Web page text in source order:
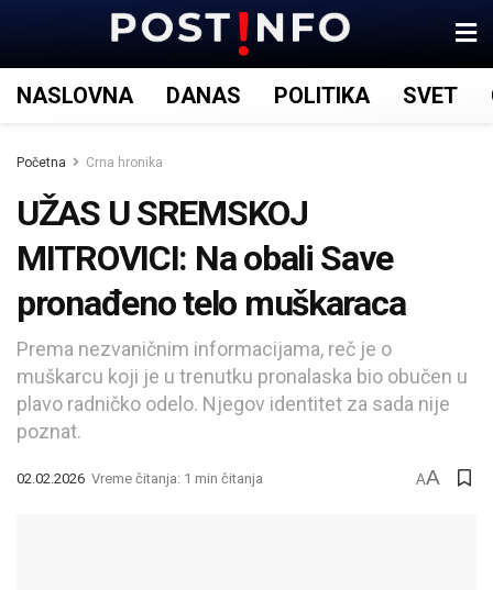
NASLOVNA DANAS POLITIKA SVET
Početna Crna hronika
UŽAS U SREMSKOJ
MITROVICI: Na obali Save
pronađeno telo muškaraca
Prema nezvaničnim informacijama, reč je o
muškarcu koji je u trenutku pronalaska bio obučen u
plavo radničko odelo. Njegov identitet za sada nije
poznat.
02.02.2026 Vreme čitanja: 1 min čitanja AA